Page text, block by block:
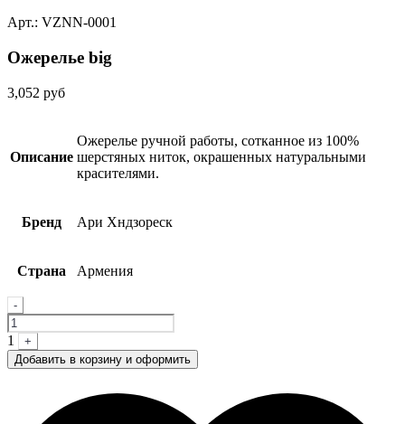
Арт.: VZNN-0001
Ожерелье big
3,052 руб
Описание
Ожерелье ручной работы, сотканное из 100%
шерстяных ниток, окрашенных натуральными
красителями.
Бренд Ари Хндзореск
Страна Армения
Quantity
-
1
+
Добавить в корзину и оформить